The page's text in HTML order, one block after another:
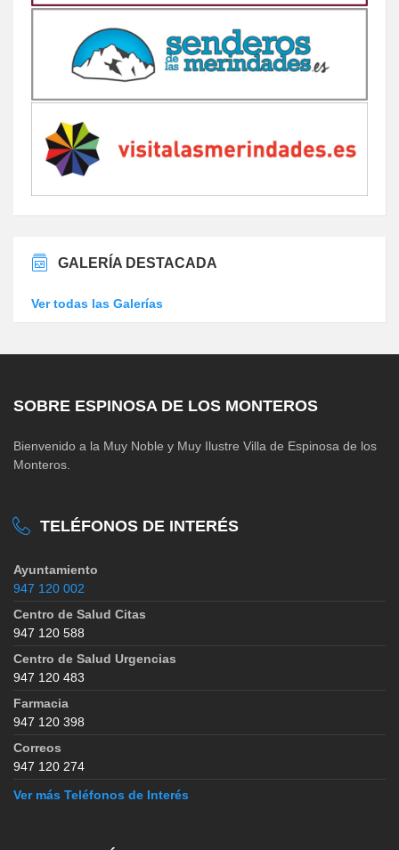
GALERÍA DESTACADA
Ver todas las Galerías
SOBRE ESPINOSA DE LOS MONTEROS
Bienvenido a la Muy Noble y Muy Ilustre Villa de Espinosa de los
Monteros.
TELÉFONOS DE INTERÉS
Ayuntamiento
947 120 002
Centro de Salud Citas
947 120 588
Centro de Salud Urgencias
947 120 483
Farmacia
947 120 398
Correos
947 120 274
Ver más Teléfonos de Interés